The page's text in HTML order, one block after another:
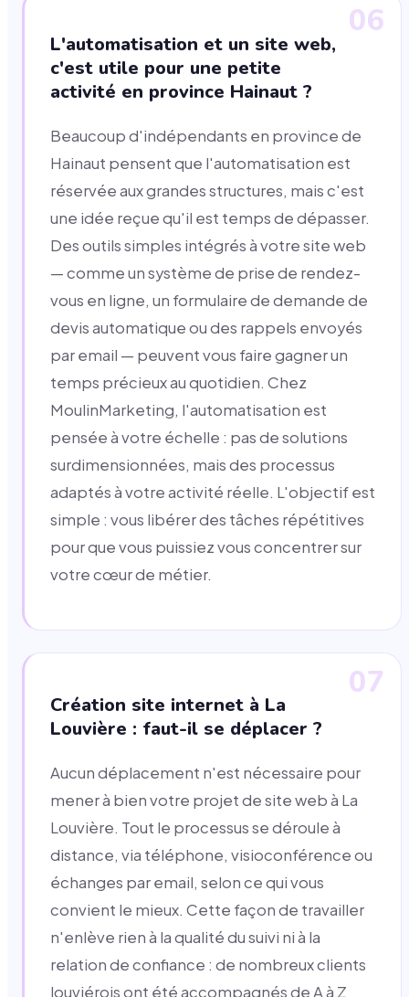
06
L'automatisation et un site web,
c'est utile pour une petite
activité en province Hainaut ?
Beaucoup d'indépendants en province de
Hainaut pensent que l'automatisation est
réservée aux grandes structures, mais c'est
une idée reçue qu'il est temps de dépasser.
Des outils simples intégrés à votre site web
— comme un système de prise de rendez-
vous en ligne, un formulaire de demande de
devis automatique ou des rappels envoyés
par email — peuvent vous faire gagner un
temps précieux au quotidien. Chez
MoulinMarketing, l'automatisation est
pensée à votre échelle : pas de solutions
surdimensionnées, mais des processus
adaptés à votre activité réelle. L'objectif est
simple : vous libérer des tâches répétitives
pour que vous puissiez vous concentrer sur
votre cœur de métier.
07
Création site internet à La
Louvière : faut-il se déplacer ?
Aucun déplacement n'est nécessaire pour
mener à bien votre projet de site web à La
Louvière. Tout le processus se déroule à
distance, via téléphone, visioconférence ou
échanges par email, selon ce qui vous
convient le mieux. Cette façon de travailler
n'enlève rien à la qualité du suivi ni à la
relation de confiance : de nombreux clients
louviérois ont été accompagnés de A à Z